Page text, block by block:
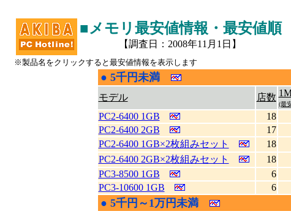
■メモリ最安値情報・最安値順
【調査日：2008年11月1日】
※製品名をクリックすると最安値情報を表示します
● 5千円未満
モデル 店数
(最
PC2-6400 1GB
18
PC2-6400 2GB
17
PC2-6400 1GB×2枚組みセット
18
PC2-6400 2GB×2枚組みセット
18
PC3-8500 1GB
6
PC3-10600 1GB
6
● 5千円～1万円未満